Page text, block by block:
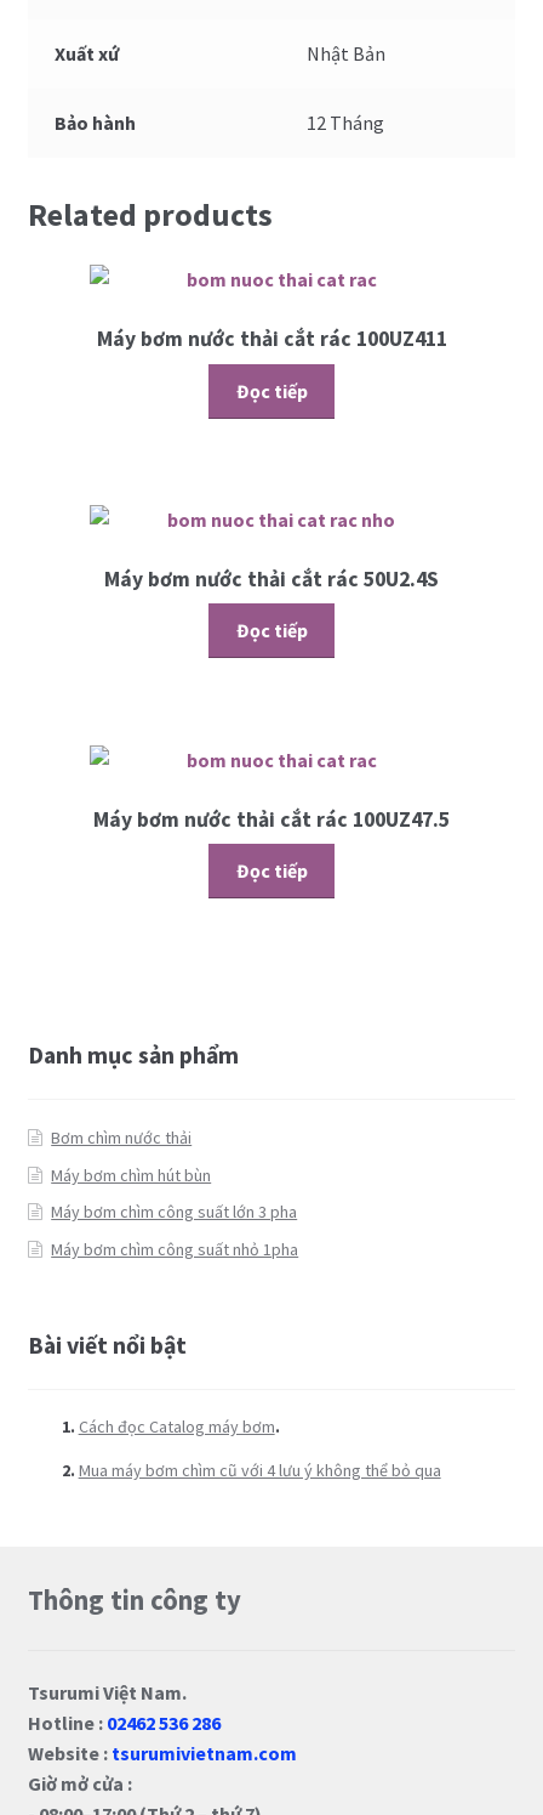
Xuất xứ Nhật Bản
Bảo hành 12 Tháng
Related products
Máy bơm nước thải cắt rác 100UZ411
Đọc tiếp
Máy bơm nước thải cắt rác 50U2.4S
Đọc tiếp
Máy bơm nước thải cắt rác 100UZ47.5
Đọc tiếp
Danh mục sản phẩm
Bơm chìm nước thải
Máy bơm chìm hút bùn
Máy bơm chìm công suất lớn 3 pha
Máy bơm chìm công suất nhỏ 1pha
Bài viết nổi bật
Cách đọc Catalog máy bơm.
Mua máy bơm chìm cũ với 4 lưu ý không thể bỏ qua
Thông tin công ty
Tsurumi Việt Nam.
Hotline : 02462 536 286
Website : tsurumivietnam.com
Giờ mở cửa :